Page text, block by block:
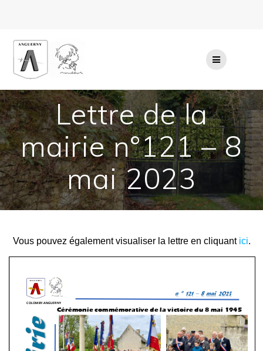
Lettre de la
mairie n°121 – 8
mai 2023
Vous pouvez également visualiser la lettre en cliquant ici.